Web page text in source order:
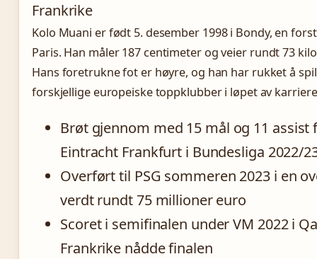
Frankrike
Kolo Muani er født 5. desember 1998 i Bondy, en
Paris. Han måler 187 centimeter og veier rundt 73
Hans foretrukne fot er høyre, og han har rukket å
forskjellige europeiske toppklubber i løpet av
Brøt gjennom med 15 mål og 11 assist
Eintracht Frankfurt i Bundesliga 2022/
Overført til PSG sommeren 2023 i en
verdt rundt 75 millioner euro
Scoret i semifinalen under VM 2022 i
Frankrike nådde finalen